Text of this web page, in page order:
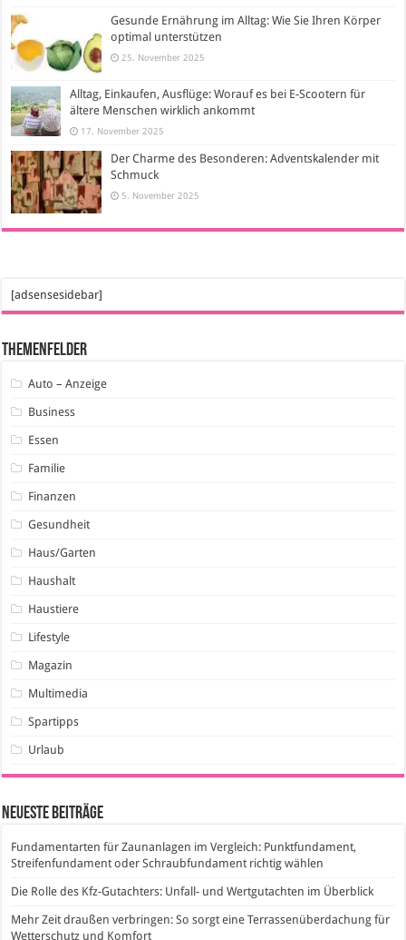
Gesunde Ernährung im Alltag: Wie Sie Ihren Körper
optimal unterstützen
25. November 2025
Alltag, Einkaufen, Ausflüge: Worauf es bei E-Scootern für
ältere Menschen wirklich ankommt
17. November 2025
Der Charme des Besonderen: Adventskalender mit
Schmuck
5. November 2025
[adsensesidebar]
Themenfelder
Auto – Anzeige
Business
Essen
Familie
Finanzen
Gesundheit
Haus/Garten
Haushalt
Haustiere
Lifestyle
Magazin
Multimedia
Spartipps
Urlaub
Neueste Beiträge
Fundamentarten für Zaunanlagen im Vergleich: Punktfundament,
Streifenfundament oder Schraubfundament richtig wählen
Die Rolle des Kfz-Gutachters: Unfall- und Wertgutachten im Überblick
Mehr Zeit draußen verbringen: So sorgt eine Terrassenüberdachung für
Wetterschutz und Komfort